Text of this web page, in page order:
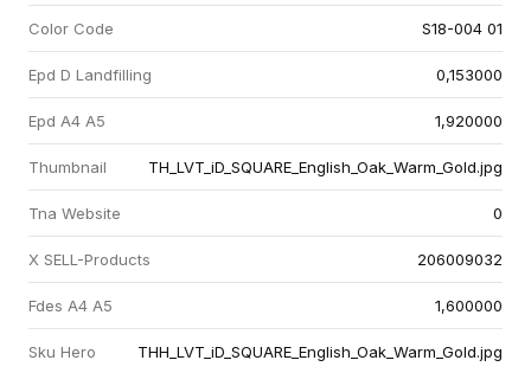
Color Code S18-004 01
Epd D Landfilling 0,153000
Epd A4 A5 1,920000
Thumbnail TH_LVT_iD_SQUARE_English_Oak_Warm_Gold.jpg
Tna Website 0
X SELL-Products 206009032
Fdes A4 A5 1,600000
Sku Hero THH_LVT_iD_SQUARE_English_Oak_Warm_Gold.jpg